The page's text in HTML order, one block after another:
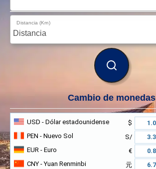
Distancia (Km)
BUSCAR
Cambio de monedas
USD - Dólar estadounidense
$
PEN - Nuevo Sol
S/
EUR - Euro
€
CNY - Yuan Renminbi
元